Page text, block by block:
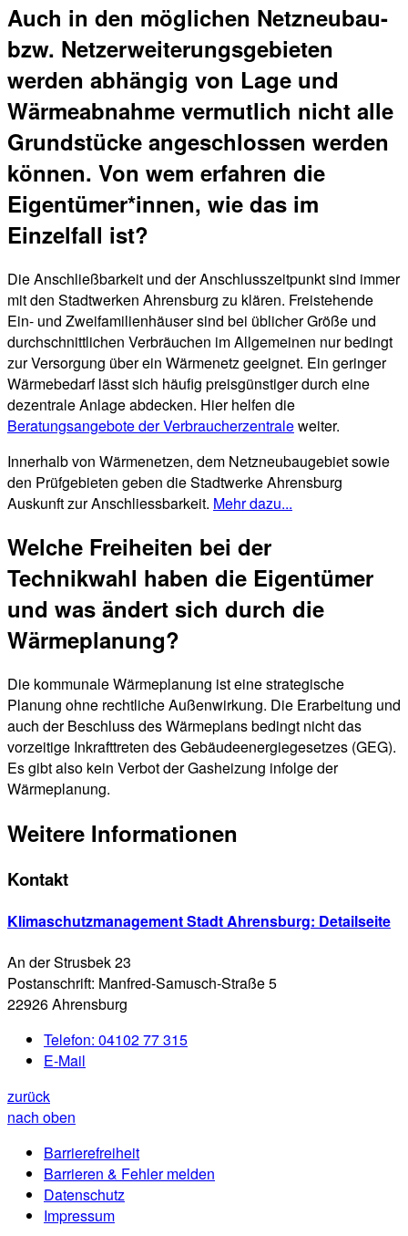
Auch in den möglichen Netzneubau-
bzw. Netzerweiterungsgebieten
werden abhängig von Lage und
Wärmeabnahme vermutlich nicht alle
Grundstücke angeschlossen werden
können. Von wem erfahren die
Eigentümer*innen, wie das im
Einzelfall ist?
Die Anschließbarkeit und der Anschlusszeitpunkt sind immer
mit den Stadtwerken Ahrensburg zu klären. Freistehende
Ein- und Zweifamilienhäuser sind bei üblicher Größe und
durchschnittlichen Verbräuchen im Allgemeinen nur bedingt
zur Versorgung über ein Wärmenetz geeignet. Ein geringer
Wärmebedarf lässt sich häufig preisgünstiger durch eine
dezentrale Anlage abdecken. Hier helfen die
Beratungsangebote der Verbraucherzentraleweiter.
Innerhalb von Wärmenetzen, dem Netzneubaugebiet sowie
den Prüfgebieten geben die Stadtwerke Ahrensburg
Auskunft zur Anschliessbarkeit. Mehr dazu...
Welche Freiheiten bei der
Technikwahl haben die Eigentümer
und was ändert sich durch die
Wärmeplanung?
Die kommunale Wärmeplanung ist eine strategische
Planung ohne rechtliche Außenwirkung. Die Erarbeitung und
auch der Beschluss des Wärmeplans bedingt nicht das
vorzeitige Inkrafttreten des Gebäudeenergiegesetzes (GEG).
Es gibt also kein Verbot der Gasheizung infolge der
Wärmeplanung.
Weitere Informationen
Kontakt
Klimaschutzmanagement Stadt Ahrensburg: Detailseite
An der Strusbek 23
Postanschrift: Manfred-Samusch-Straße 5
22926 Ahrensburg
Telefon: 04102 77 315
E-Mail
zurück
nach oben
Barrierefreiheit
Barrieren & Fehler melden
Datenschutz
Impressum